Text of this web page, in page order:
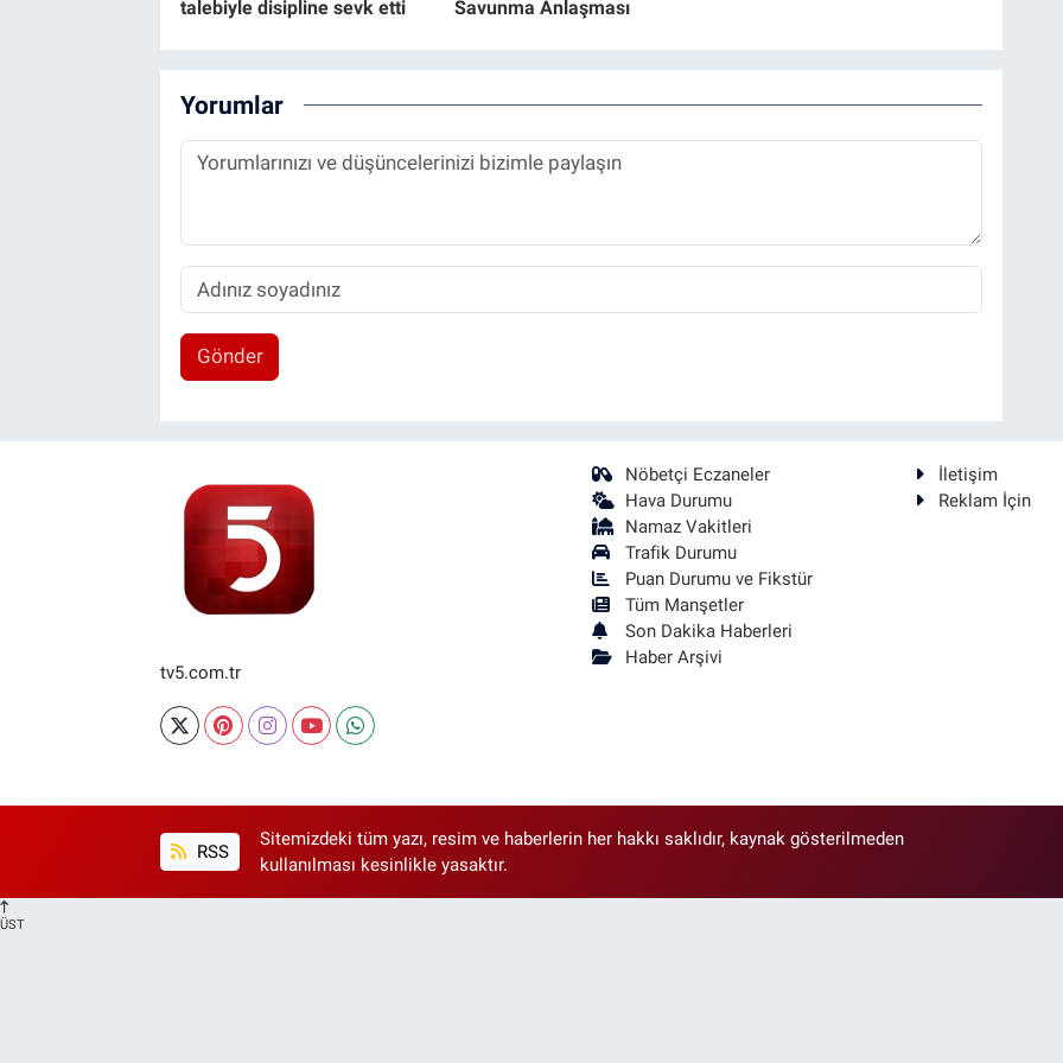
talebiyle disipline sevk etti
Savunma Anlaşması
Yorumlar
Gönder
tv5.com.tr
Nöbetçi Eczaneler
Hava Durumu
Namaz Vakitleri
Trafik Durumu
Puan Durumu ve Fikstür
Tüm Manşetler
Son Dakika Haberleri
Haber Arşivi
İletişim
Reklam İçin
RSS
Sitemizdeki tüm yazı, resim ve haberlerin her hakkı saklıdır, kaynak gösterilmeden
kullanılması kesinlikle yasaktır.
ÜST